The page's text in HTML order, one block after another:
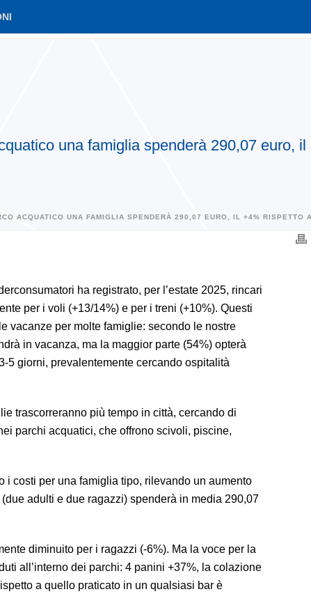
una famiglia spenderà 290,07 euro,
ACQUATICO UNA FAMIGLIA SPENDERÀ 290,07 EURO, IL +4%
ha registrato, per l’estate 2025, rincari
per i voli (+13/14%) e per i treni (+10%). Questi
vacanze per molte famiglie: secondo le nostre
in vacanza, ma la maggior parte (54%) opterà
5 giorni, prevalentemente cercando ospitalità
trascorreranno più tempo in città, cercando di
parchi acquatici, che offrono scivoli, piscine,
i costi per una famiglia tipo, rilevando un aumento
adulti e due ragazzi) spenderà in media 290,07
diminuito per i ragazzi (-6%). Ma la voce per la
all’interno dei parchi: 4 panini +37%, la colazione
a quello praticato in un qualsiasi bar è